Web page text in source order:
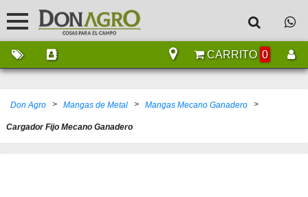
CARRITO 0
Don Agro > Mangas de Metal > Mangas Mecano Ganadero >
Cargador Fijo Mecano Ganadero